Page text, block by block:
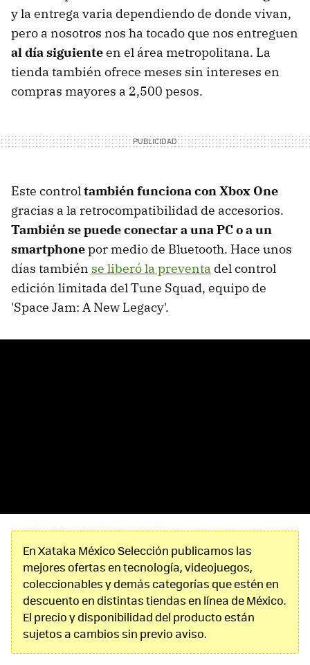
y la entrega varia dependiendo de donde vivan,
pero a nosotros nos ha tocado que nos entreguen
al día siguienteen el área metropolitana. La
tienda también ofrece meses sin intereses en
compras mayores a 2,500 pesos.
Este controltambién funciona con Xbox One
gracias a la retrocompatibilidad de accesorios.
También se puede conectar a una PC o a un
smartphonepor medio de Bluetooth. Hace unos
días también se liberó la preventa del control
edición limitada del Tune Squad, equipo de
'Space Jam: A New Legacy'.
En Xataka México Selección publicamos las
mejores ofertas en tecnología, videojuegos,
coleccionables y demás categorías que estén en
descuento en distintas tiendas en línea de México.
El precio y disponibilidad del producto están
sujetos a cambios sin previo aviso.